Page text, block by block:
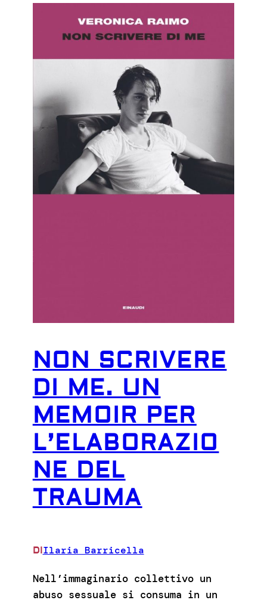
NON SCRIVERE
DI ME. UN
MEMOIR PER
L’ELABORAZIO
NE DEL
TRAUMA
DIIlaria Barricella
Nell’immaginario collettivo un
abuso sessuale si consuma in un